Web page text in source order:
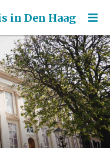
in Den Haag